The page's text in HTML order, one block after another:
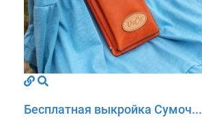
Бесплатная выкройка Сумоч...